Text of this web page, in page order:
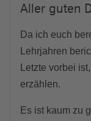
Aller guten
Da ich euch
Lehrjahren
Letzte vorbei
erzählen.
Es ist kaum zu